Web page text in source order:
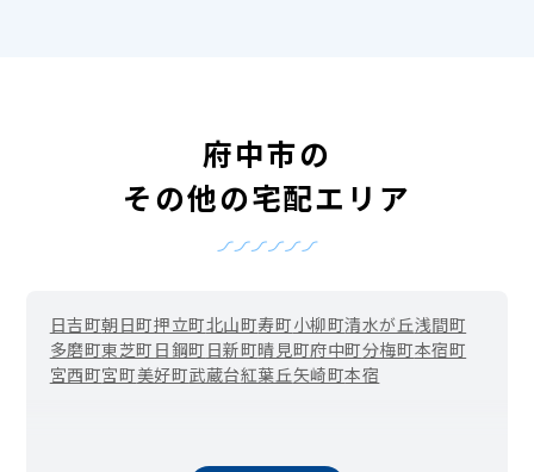
府中市の
その他の宅配エリア
日吉町朝日町押立町北山町寿町小柳町清水が丘浅間町
多磨町東芝町 日鋼町 日新町晴見町府中町分梅町本宿町
宮西町宮町美好町武蔵台紅葉丘矢崎町本宿